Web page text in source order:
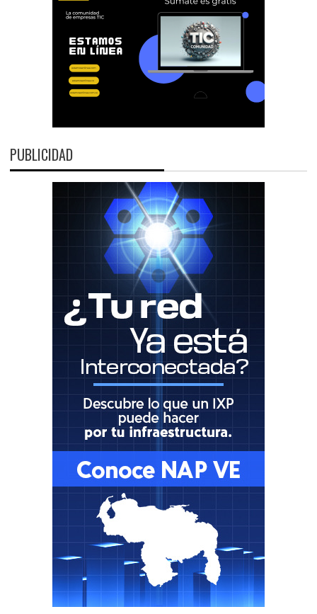
PUBLICIDAD